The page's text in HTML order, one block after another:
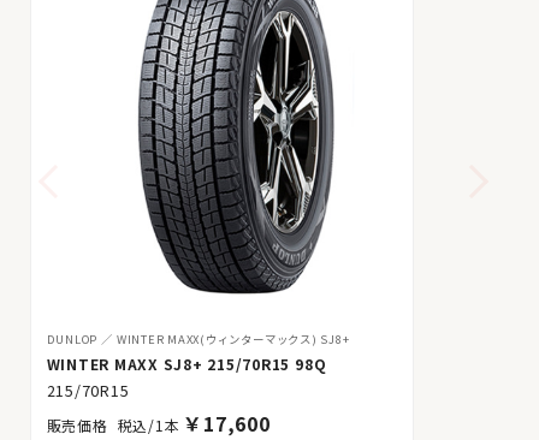
DUNLOP WINTER MAXX(ウィンターマックス) SJ8+
WINTER MAXX SJ8+ 215/70R15 98Q
215/70R15
税込/1本 ￥ 17,600